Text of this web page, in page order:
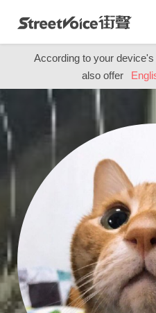
According to your
also offer